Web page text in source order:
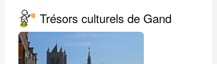
Trésors culturels de Gand